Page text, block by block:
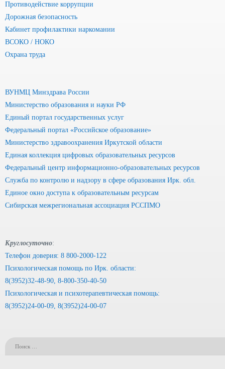
Противодействие коррупции
Дорожная безопасность
Кабинет профилактики наркомании
ВСОКО / НОКО
Охрана труда
ВУНМЦ Минздрава России
Министерство образования и науки РФ
Единый портал государственных услуг
Федеральный портал «Российское образование»
Министерство здравоохранения Иркутской области
Единая коллекция цифровых образовательных ресурсов
Федеральный центр информационно-образовательных ресурсов
Служба по контролю и надзору в сфере образования Ирк. обл.
Единое окно доступа к образовательным ресурсам
Сибирская межрегиональная ассоциация РССПМО
Круглосуточно:
Телефон доверия: 8 800-2000-122
Психологическая помощь по Ирк. области:
8(3952)32-48-90, 8-800-350-40-50
Психологическая и психотерапевтическая помощь:
8(3952)24-00-09, 8(3952)24-00-07